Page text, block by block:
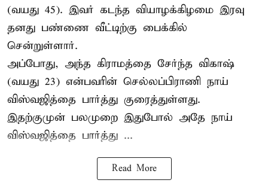
(வயது 45). இவர் கடந்த வியாழக்கிழமை இரவு
தனது பண்ணை வீட்டிற்கு பைக்கில்
சென்றுள்ளார்.
அப்போது, அந்த கிராமத்தை சேர்ந்த விகாஷ்
(வயது 23) என்பவரின் செல்லப்பிராணி நாய்
விஸ்வஜித்தை பார்த்து குரைத்துள்ளது.
இதற்குமுன் பலமுறை இதுபோல் அதே நாய்
விஸ்வஜித்தை பார்த்து ...
Read More